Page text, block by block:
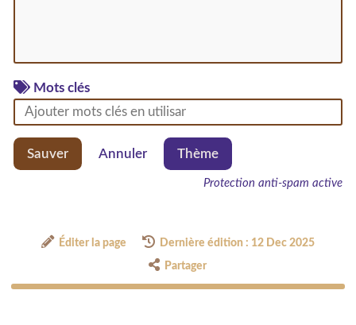
Mots clés
Sauver Annuler Thème
Protection anti-spam active
Éditer la page Dernière édition : 12 Dec 2025
Partager